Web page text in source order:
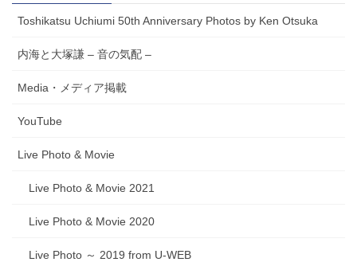
Toshikatsu Uchiumi 50th Anniversary Photos by Ken Otsuka
内海と大塚謙 – 音の気配 –
Media・メディア掲載
YouTube
Live Photo & Movie
Live Photo & Movie 2021
Live Photo & Movie 2020
Live Photo ～ 2019 from U-WEB